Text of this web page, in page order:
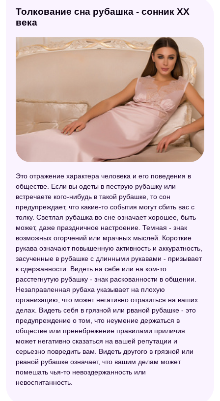
Толкование сна рубашка - сонник ХХ
века
Это отражение характера человека и его поведения в
обществе. Если вы одеты в пеструю рубашку или
встречаете кого-нибудь в такой рубашке, то сон
предупреждает, что какие-то события могут сбить вас с
толку. Светлая рубашка во сне означает хорошее, быть
может, даже праздничное настроение. Темная - знак
возможных огорчений или мрачных мыслей. Короткие
рукава означают повышенную активность и аккуратность,
засученные в рубашке с длинными рукавами - призывает
к сдержанности. Видеть на себе или на ком-то
расстегнутую рубашку - знак раскованности в общении.
Незаправленная рубаха указывает на плохую
организацию, что может негативно отразиться на ваших
делах. Видеть себя в грязной или рваной рубашке - это
предупреждение о том, что неумение держаться в
обществе или пренебрежение правилами приличия
может негативно сказаться на вашей репутации и
серьезно повредить вам. Видеть другого в грязной или
рваной рубашке означает, что вашим делам может
помешать чья-то невоздержанность или
невоспитанность.